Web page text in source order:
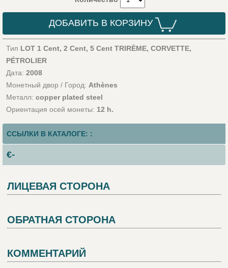
ДОБАВИТЬ В КОРЗИНУ
Тип LOT 1 Cent, 2 Cent, 5 Cent TRIRÈME, CORVETTE,
PÉTROLIER
Дата: 2008
Монетный двор / Город: Athènes
Металл: copper plated steel
Ориентация осей монеты: 12 h.
ССЫЛКИ В КАТАЛОГЕ: :
€-
ЛИЦЕВАЯ СТОРОНА
ОБРАТНАЯ СТОРОНА
КОММЕНТАРИЙ